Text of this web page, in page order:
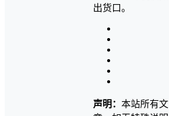
出货口。
声明： 本站所有文